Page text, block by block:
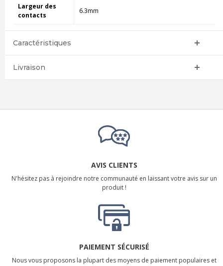
Largeur des
contacts
6.3mm
Caractéristiques
Livraison
AVIS CLIENTS
N'hésitez pas à rejoindre notre communauté en laissant votre avis sur un
produit !
PAIEMENT SÉCURISÉ
Nous vous proposons la plupart des moyens de paiement populaires et